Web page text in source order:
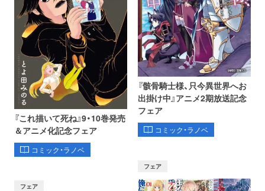
『これ描いて死ね』9・10巻発売
＆アニメ化記念フェア
コミック・ラノベ
『骸骨騎士様、只今異世界へお
出掛け中』アニメ2期放送記念
フェア
コミック・ラノベ
フェア
フェア